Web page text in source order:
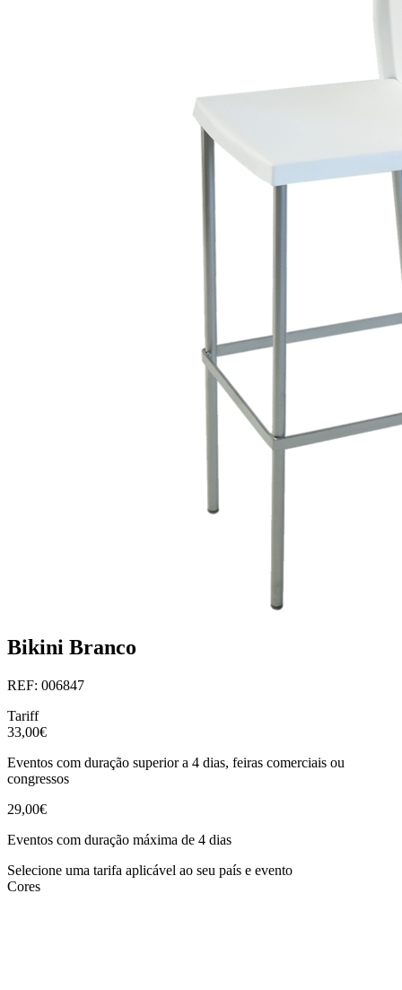
Bikini Branco
REF: 006847
Tariff
33,00€
Eventos com duração superior a 4 dias, feiras comerciais ou
congressos
29,00€
Eventos com duração máxima de 4 dias
Selecione uma tarifa aplicável ao seu país e evento
Cores